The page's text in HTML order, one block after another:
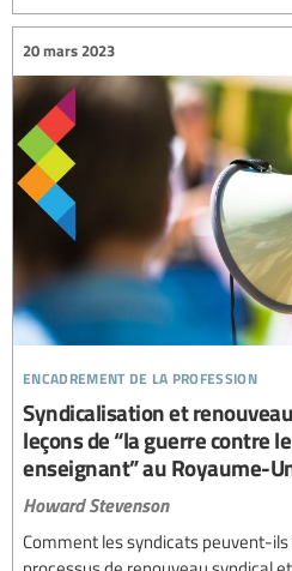
encadrement de la profession
20 mars 2023
Syndicalisation et
leçons de “la guerre contre
enseignant” au Royaume-
Howard Stevenson
Comment les syndicats peuvent-